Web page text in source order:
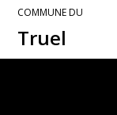
COMMUNE DU
Truel